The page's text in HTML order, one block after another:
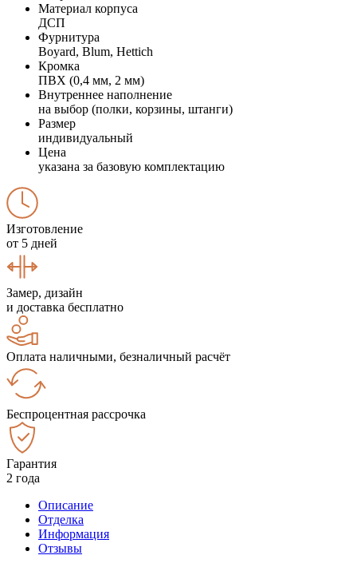
Материал корпуса
ДСП
Фурнитура
Boyard, Blum, Hettich
Кромка
ПВХ (0,4 мм, 2 мм)
Внутреннее наполнение
на выбор (полки, корзины, штанги)
Размер
индивидуальный
Цена
указана за базовую комплектацию
Изготовление
от 5 дней
Замер, дизайн
и доставка бесплатно
Оплата наличными, безналичный расчёт
Беспроцентная рассрочка
Гарантия
2 года
Описание
Отделка
Информация
Отзывы